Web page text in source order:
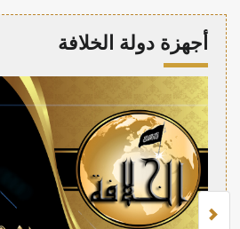
أجهزة دولة الخلافة